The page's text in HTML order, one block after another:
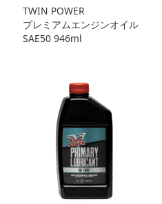
TWIN POWER
プレミアムエンジンオイル
SAE50 946ml